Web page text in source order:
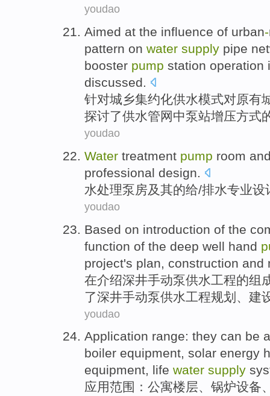
youdao
Aimed at the influence of urban-
pattern on water supply pipe
booster pump station operation
discussed.
针对城乡集约化供水模式对原有
探讨了供水管网中泵站增压方式
youdao
Water treatment pump room
professional design.
水处理泵房及其的给/排水专业设
youdao
Based on introduction of the
function of the deep well hand
project's plan , construction and
在介绍深井手动泵供水工程的组
了深井手动泵供水工程规划 建
youdao
Application range: they can be
boiler equipment, solar energy
equipment, life water supply
应用范围 ： 公寓楼层、 锅炉设备